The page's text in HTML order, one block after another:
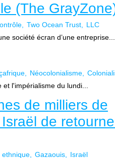
(The
Two Ocean Trust
LLC
société écran d’une entreprise...
Néocolonialisme
l'impérialisme du lundi...
de milliers de
de
ethnique Gazaouis
Israël